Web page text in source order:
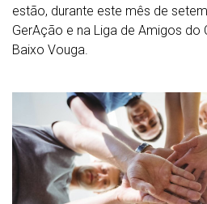
estão, durante este mês de
GerAção e na Liga de Amigos do
Baixo Vouga.